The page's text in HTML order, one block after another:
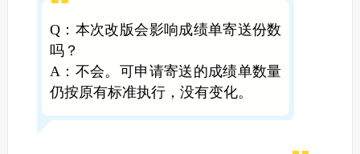
Q：本次改版会影响成绩单寄送份数
吗？
A：不会。可申请寄送的成绩单数量
仍按原有标准执行，没有变化。